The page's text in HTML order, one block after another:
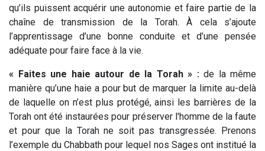
qu’ils puissent acquérir une autonomie et faire partie de la
chaîne de transmission de la Torah. À cela s’ajoute
l’apprentissage d’une bonne conduite et d’une pensée
adéquate pour faire face à la vie.
« Faites une haie autour de la Torah » :de la même
manière qu’une haie a pour but de marquer la limite au-delà
de laquelle on n’est plus protégé, ainsi les barrières de la
Torah ont été instaurées pour préserver l'homme de la faute
et pour que la Torah ne soit pas transgressée. Prenons
l’exemple du Chabbath pour lequel nos Sages ont institué la